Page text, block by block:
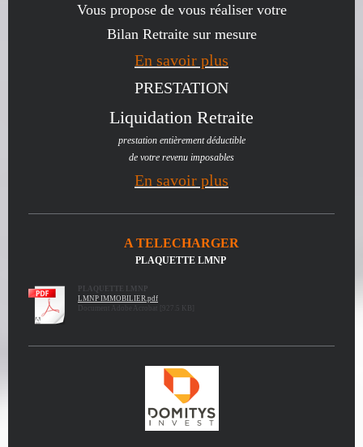
Vous propose de vous réaliser votre
Bilan Retraite sur mesure
En savoir plus
PRESTATION
Liquidation Retraite
prestation entièrement déductible
de votre revenu imposables
En savoir plus
A TELECHARGER
PLAQUETTE LMNP
PLAQUETTE LMNP
LMNP IMMOBILIER.pdf
Document Adobe Acrobat [927.5 KB]